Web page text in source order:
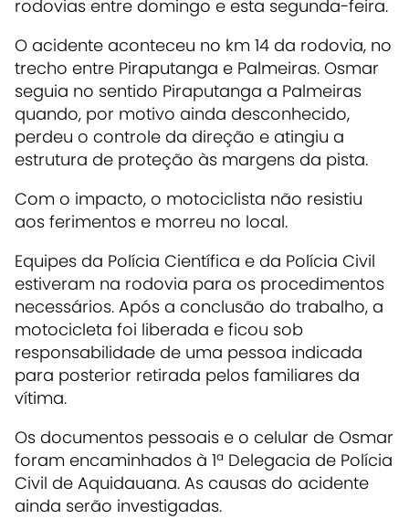
rodovias entre domingo e esta segunda-feira.
O acidente aconteceu no km 14 da rodovia, no
trecho entre Piraputanga e Palmeiras. Osmar
seguia no sentido Piraputanga a Palmeiras
quando, por motivo ainda desconhecido,
perdeu o controle da direção e atingiu a
estrutura de proteção às margens da pista.
Com o impacto, o motociclista não resistiu
aos ferimentos e morreu no local.
Equipes da Polícia Científica e da Polícia Civil
estiveram na rodovia para os procedimentos
necessários. Após a conclusão do trabalho, a
motocicleta foi liberada e ficou sob
responsabilidade de uma pessoa indicada
para posterior retirada pelos familiares da
vítima.
Os documentos pessoais e o celular de Osmar
foram encaminhados à 1ª Delegacia de Polícia
Civil de Aquidauana. As causas do acidente
ainda serão investigadas.